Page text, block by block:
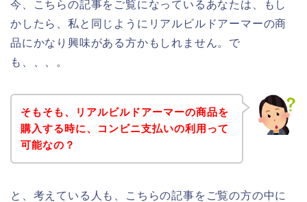
今、こちらの記事をご覧になっているあなたは、もし
かしたら、私と同じようにリアルビルドアーマーの商
品にかなり興味がある方かもしれません。で
も、、、。
そもそも、リアルビルドアーマーの商品を
購入する時に、コンビニ支払いの利用って
可能なの？
と、考えている人も、こちらの記事をご覧の方の中に